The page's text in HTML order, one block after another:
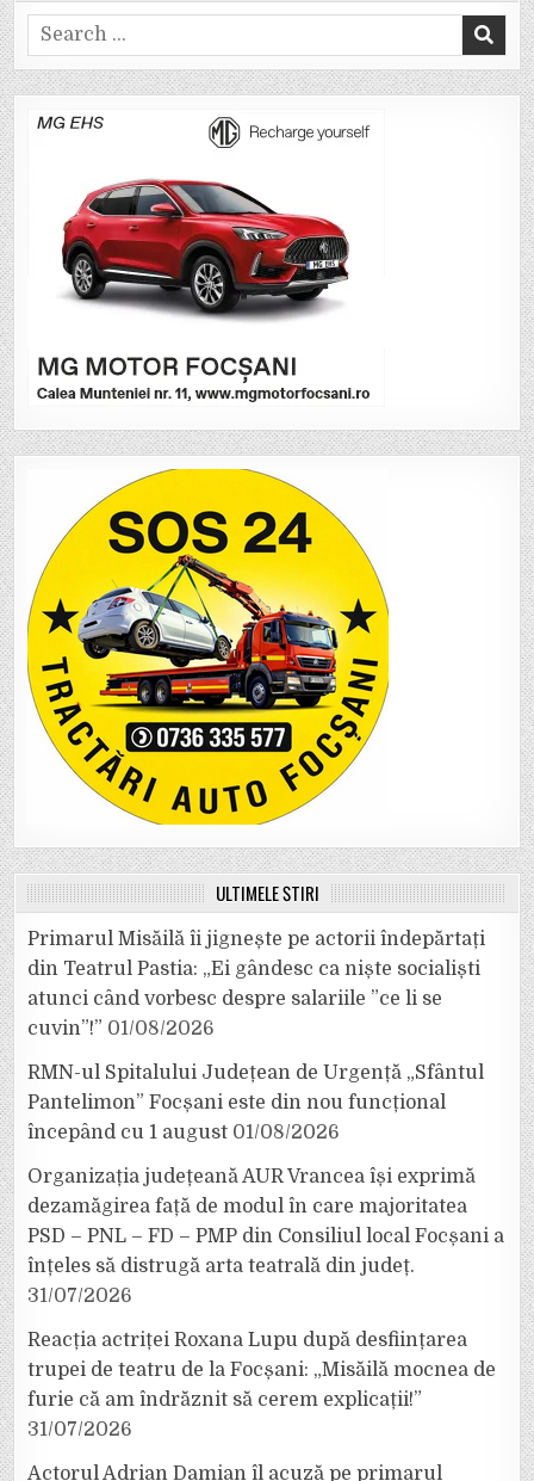
Search
for:
ULTIMELE ȘTIRI
Primarul Misăilă îi jignește pe actorii îndepărtați
din Teatrul Pastia: „Ei gândesc ca niște socialiști
atunci când vorbesc despre salariile ”ce li se
cuvin”!” 01/08/2026
RMN-ul Spitalului Județean de Urgență „Sfântul
Pantelimon” Focșani este din nou funcțional
începând cu 1 august 01/08/2026
Organizația județeană AUR Vrancea își exprimă
dezamăgirea față de modul în care majoritatea
PSD – PNL – FD – PMP din Consiliul local Focșani a
înțeles să distrugă arta teatrală din județ.
31/07/2026
Reacția actriței Roxana Lupu după desființarea
trupei de teatru de la Focșani: „Misăilă mocnea de
furie că am îndrăznit să cerem explicații!”
31/07/2026
Actorul Adrian Damian îl acuză pe primarul